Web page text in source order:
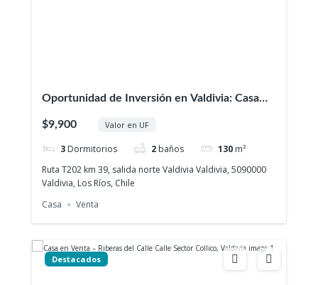
Oportunidad de Inversión en Valdivia: Casa
$9,900
Valor en UF
3 Dormitorios 2 baños 130 m²
Ruta T202 km 39, salida norte Valdivia Valdivia, 5090000
Valdivia, Los Ríos, Chile
Casa
Venta
Destacados